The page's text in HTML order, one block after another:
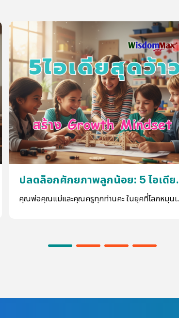
ปลดล็อกศักยภาพลูกน้อย: 5 ไอเดีย
สุดว้าว สร้าง Growth Mindset ให้
คุณพ่อคุณแม่และคุณครูทุกท่านคะ ในยุคที่โลกหมุนเ
ให้เด็กๆ ของเราปรับตัว กล้าเผชิญความท้าทาย และ